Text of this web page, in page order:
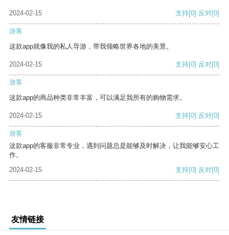
2024-02-15 支持[0] 反对[0]
游客
这款app就像我的私人导游，带我领略世界各地的美景。
2024-02-15 支持[0] 反对[0]
游客
这款app的商品种类非常丰富，可以满足我所有的购物需求。
2024-02-15 支持[0] 反对[0]
游客
这款app的客服非常专业，遇到问题总是能够及时解决，让我能够安心工
作。
2024-02-15
支持[0] 反对[0]
友情链接